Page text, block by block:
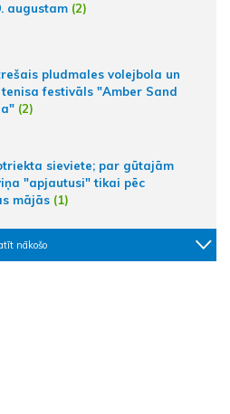
augustam (2)
pludmales volejbola un
festivāls "Amber Sand
(2)
sieviete; par gūtajām
"apjautusi" tikai pēc
mājās (1)
nākošo